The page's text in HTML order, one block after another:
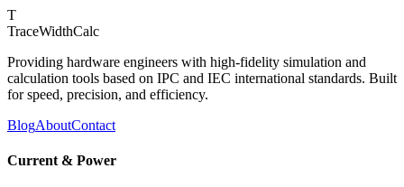
T
TraceWidthCalc
Providing hardware engineers with high-fidelity simulation and
calculation tools based on IPC and IEC international standards. Built
for speed, precision, and efficiency.
BlogAboutContact
Current & Power